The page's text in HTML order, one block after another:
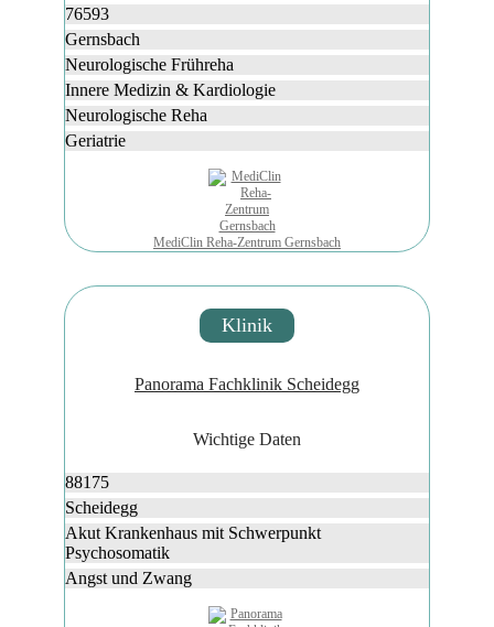
76593
Gernsbach
Neurologische Frühreha
Innere Medizin & Kardiologie
Neurologische Reha
Geriatrie
MediClin Reha-Zentrum Gernsbach
Klinik
Panorama Fachklinik Scheidegg
Wichtige Daten
88175
Scheidegg
Akut Krankenhaus mit Schwerpunkt
Psychosomatik
Angst und Zwang